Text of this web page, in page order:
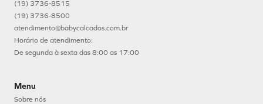
(19) 3736-8515
(19) 3736-8500
atendimento@babycalcados.com.br
Horário de atendimento:
De segunda à sexta das 8:00 as 17:00
Menu
Sobre nós